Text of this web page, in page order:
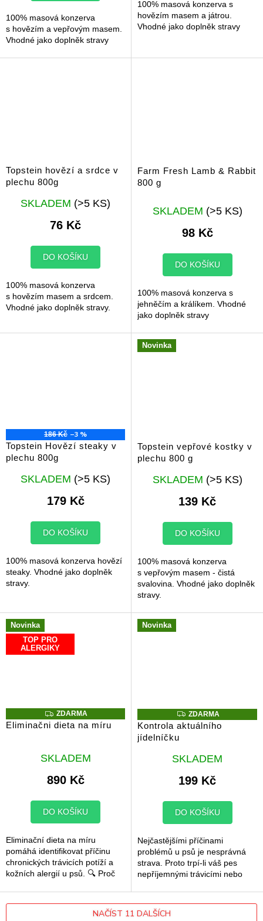
100% masová konzerva
s hovězím a vepřovým masem.
Vhodné jako doplněk stravy
100% masová konzerva s
hovězím masem a játrou.
Vhodné jako doplněk stravy
Topstein hovězí a srdce v
plechu 800g
Průměrné
hodnocení
produktu
je
z
SKLADEM (>5 KS)
76 Kč
DO KOŠÍKU
100% masová konzerva
s hovězím masem a srdcem.
Vhodné jako doplněk stravy.
Farm Fresh Lamb & Rabbit
800 g
SKLADEM (>5 KS)
98 Kč
DO KOŠÍKU
100% masová konzerva s
jehněčím a králíkem. Vhodné
jako doplněk stravy
186 Kč –3 %
Topstein Hovězí steaky v
plechu 800g
Průměrné
hodnocení
produktu
je
z
SKLADEM (>5 KS)
179 Kč
DO KOŠÍKU
100% masová konzerva hovězí
steaky. Vhodné jako doplněk
stravy.
Novinka
Topstein vepřové kostky v
plechu 800 g
Průměrné
hodnocení
produktu
je
z
SKLADEM (>5 KS)
139 Kč
DO KOŠÍKU
100% masová konzerva
s vepřovým masem - čistá
svalovina. Vhodné jako doplněk
stravy.
Novinka
TOP PRO
ALERGIKY
Z
D
A
A
ZDARMA
Eliminačni dieta na míru
Průměrné
hodnocení
produktu
je
z
SKLADEM
890 Kč
DO KOŠÍKU
Eliminační dieta na míru
pomáhá identifikovat příčinu
chronických trávicích potíží a
kožních alergií u psů. 🔍 Proč
opakovaným...
Novinka
Z
D
A
A
ZDARMA
Kontrola aktuálního
jídelníčku
Průměrné
hodnocení
produktu
je
z
SKLADEM
199 Kč
DO KOŠÍKU
Nejčastějšími příčinami
problémů u psů je nesprávná
strava. Proto trpí-li váš pes
nepříjemnými trávicími nebo
lepší...
NAČÍST 11 DALŠÍCH